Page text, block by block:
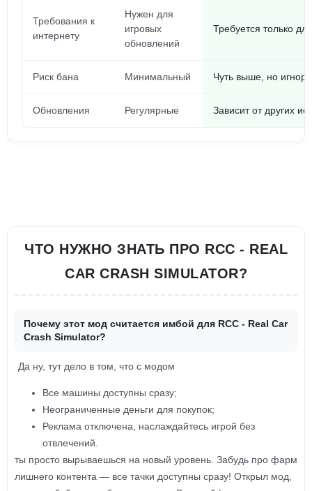
Требования к
интернету
Нужен для
игровых
обновлений
Требуется только
Риск бана Минимальный Чуть выше, но
Обновления Регулярные Зависит от других
ЧТО НУЖНО ЗНАТЬ ПРО RCC - REAL
CAR CRASH SIMULATOR?
Почему этот мод считается имбой для RCC - Real Car
Crash Simulator?
Да ну, тут дело в том, что с модом
Все машины доступны сразу;
Неограниченные деньги для покупок;
Реклама отключена, наслаждайтесь игрой без
отвлечений.
ты просто вырываешься на новый уровень. Забудь про фарм
лишнего контента — все тачки доступны сразу! Открыл мод,